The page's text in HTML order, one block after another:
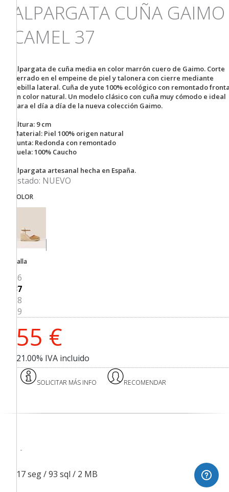
ALPARGATA CUÑA GAIMO
CAMEL 37
Alpargata de cuña media en color marrón cuero de Gaimo. Corte
cerrado en el empeine de piel y talonera con cierre mediante
hebilla lateral. Cuña de yute 100% ecológico con remontado
en color natural. Un modelo clásico con cuña muy cómodo e ideal
para el día a día de la nueva colección Gaimo.
Altura: 9 cm
Material: Piel 100% origen natural
Punta: Redonda con remontado
Suela: 100% Caucho
Alpargata artesanal hecha en España.
Estado: NUEVO
COLOR
Talla
36
37
38
39
55 €
21.00% IVA incluido
SOLICITAR MÁS INFO RECOMENDAR
1.217 seg /93 sql / 2 MB